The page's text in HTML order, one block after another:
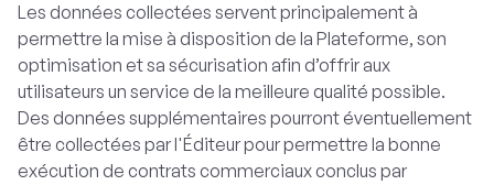
Les données collectées servent principalement à
permettre la mise à disposition de la Plateforme, son
optimisation et sa sécurisation afin d’offrir aux
utilisateurs un service de la meilleure qualité possible.
Des données supplémentaires pourront éventuellement
être collectées par l'Éditeur pour permettre la bonne
exécution de contrats commerciaux conclus par